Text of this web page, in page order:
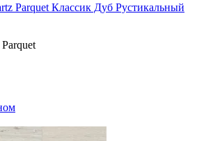
Parquet Классик Дуб Рустикальный